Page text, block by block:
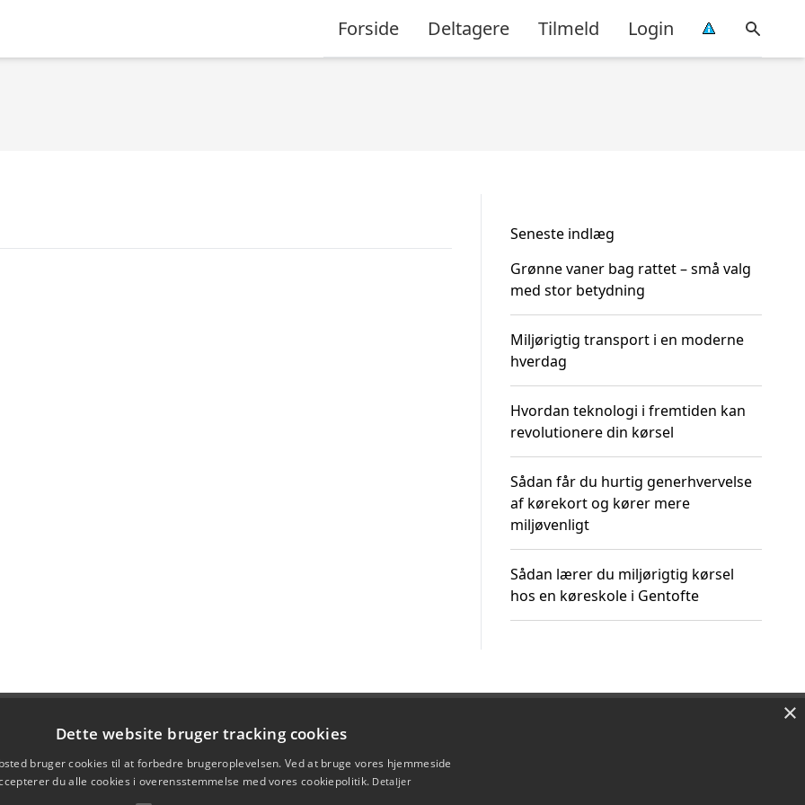
Forside Deltagere Tilmeld Login
Seneste indlæg
Grønne vaner bag rattet – små valg
med stor betydning
Miljørigtig transport i en moderne
hverdag
Hvordan teknologi i fremtiden kan
revolutionere din kørsel
Sådan får du hurtig generhvervelse
af kørekort og kører mere
miljøvenligt
Sådan lærer du miljørigtig kørsel
hos en køreskole i Gentofte
×
Dette website bruger tracking cookies
bruger cookies til at forbedre brugeroplevelsen. Ved at bruge vores hjemmeside
du alle cookies i overensstemmelse med vores cookiepolitik. Detaljer